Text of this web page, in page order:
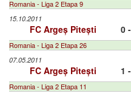
Romania - Liga 2 Etapa 9
15.10.2011
FC Argeș Pitești 0
Romania - Liga 2 Etapa 26
07.05.2011
FC Argeș Pitești 1
Romania - Liga 2 Etapa 11